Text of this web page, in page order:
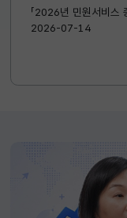
「2026년 민원서비스
2026-07-14